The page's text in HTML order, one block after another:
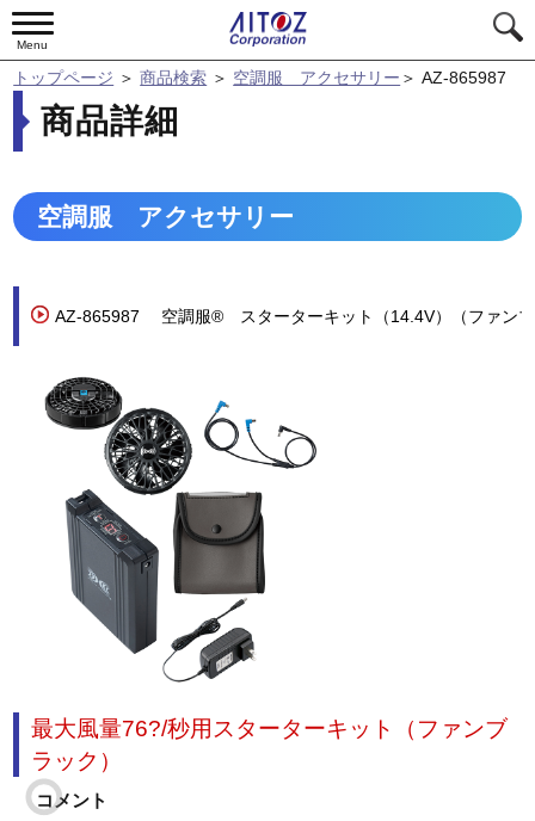
Menu
トップページ ＞商品検索 ＞ 空調服 アクセサリー ＞AZ-865987
商品詳細
空調服 アクセサリー
AZ-865987 空調服® スターターキット（14.4V）（ファンブ
ラック）（丸形）（ＳＫ２３０２１Ｋ９０）
最大風量76?/秒用スターターキット（ファンブ
ラック）
コメント